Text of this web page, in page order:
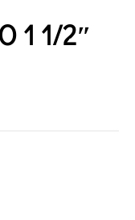
1 1/2″